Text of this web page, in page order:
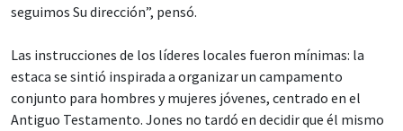
seguimos Su dirección”, pensó.
Las instrucciones de los líderes locales fueron mínimas: la
estaca se sintió inspirada a organizar un campamento
conjunto para hombres y mujeres jóvenes, centrado en el
Antiguo Testamento. Jones no tardó en decidir que él mismo